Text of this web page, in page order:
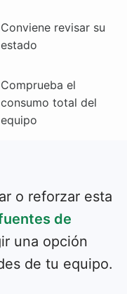
Conviene revisar su
estado
Comprueba el
consumo total del
equipo
o reforzar esta
de
una opción
de tu equipo.